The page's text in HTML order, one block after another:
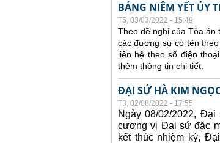
BẢNG NIÊM YẾT ỦY
T5, 03/03/2022 - 15:49
Theo đề nghị của Tòa án
các đương sự có tên
liên hệ theo số điện
thêm thông tin chi tiết.
ĐẠI SỨ HÀ KIM
T3, 02/08/2022 - 17:55
Ngày 08/02/2022,
cương vị Đại sứ đặc
kết thúc nhiệm kỳ,